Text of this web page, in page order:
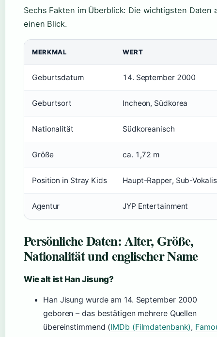
Sechs Fakten im Überblick: Die wichtigsten Daten
einen Blick.
MERKMAL WERT
Geburtsdatum 14. September 2000
Geburtsort Incheon, Südkorea
Nationalität Südkoreanisch
Größe ca. 1,72 m
Position in Stray Kids Haupt-Rapper, Sub-
Agentur JYP Entertainment
Persönliche Daten: Alter, Größe,
Nationalität und englischer Name
Wie alt ist Han Jisung?
Han Jisung wurde am 14. September 2000
geboren – das bestätigen mehrere Quellen
übereinstimmend (IMDb (Filmdatenbank),